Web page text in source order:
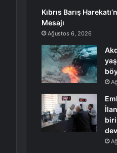
Kıbrıs Barış
Mesajı
Ağustos 6, 2026